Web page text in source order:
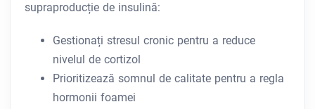
supraproducție de insulină:
Gestionați stresul cronic pentru a reduce
nivelul de cortizol
Prioritizează somnul de calitate pentru a regla
hormonii foamei